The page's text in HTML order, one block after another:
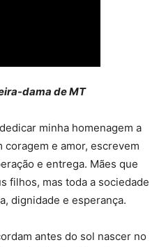
dama de MT
minha homenagem a
e amor, escrevem
e entrega. Mães que
filhos, mas toda a sociedade
dignidade e esperança.
antes do sol nascer no